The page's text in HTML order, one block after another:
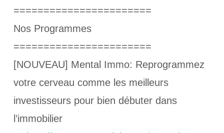
=======================
Nos Programmes
=======================
[NOUVEAU] Mental Immo: Reprogrammez
votre cerveau comme les meilleurs
investisseurs pour bien débuter dans
l’immobilier